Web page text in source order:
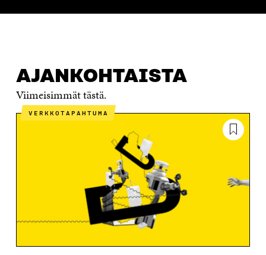
AJANKOHTAISTA
Viimeisimmät tästä.
VERKKOTAPAHTUMA